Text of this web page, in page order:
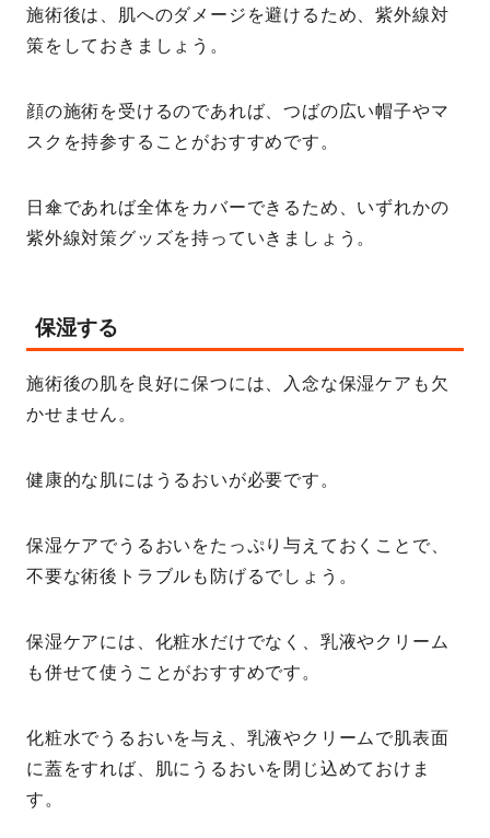
施術後は、肌へのダメージを避けるため、紫外線対
策をしておきましょう。
顔の施術を受けるのであれば、つばの広い帽子やマ
スクを持参することがおすすめです。
日傘であれば全体をカバーできるため、いずれかの
紫外線対策グッズを持っていきましょう。
保湿する
施術後の肌を良好に保つには、入念な保湿ケアも欠
かせません。
健康的な肌にはうるおいが必要です。
保湿ケアでうるおいをたっぷり与えておくことで、
不要な術後トラブルも防げるでしょう。
保湿ケアには、化粧水だけでなく、乳液やクリーム
も併せて使うことがおすすめです。
化粧水でうるおいを与え、乳液やクリームで肌表面
に蓋をすれば、肌にうるおいを閉じ込めておけま
す。